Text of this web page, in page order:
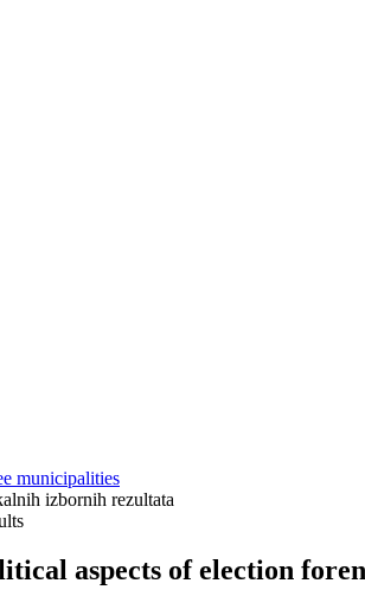
municipalities
izbornih rezultata
aspects of election